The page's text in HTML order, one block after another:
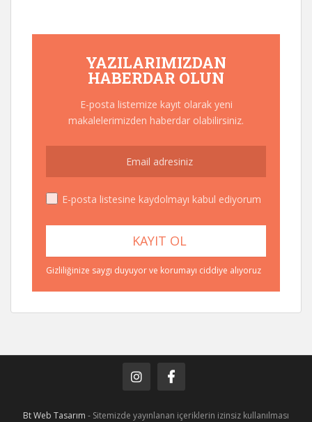
YAZILARIMIZDAN
HABERDAR OLUN
E-posta listemize kayıt olarak yeni
makalelerimizden haberdar olabilirsiniz.
E-posta listesine kaydolmayı kabul ediyorum
Gizliliğinize saygı duyuyor ve korumayı ciddiye alıyoruz
Bt Web Tasarım - Sitemizde yayınlanan içeriklerin izinsiz kullanılması